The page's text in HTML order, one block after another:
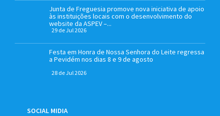
Junta de Freguesia promove nova iniciativa de apoio
às instituições locais com o desenvolvimento do
website da ASPEV –...
29 de Jul 2026
Festa em Honra de Nossa Senhora do Leite regressa
a Pevidém nos dias 8 e 9 de agosto
28 de Jul 2026
SOCIAL MIDIA